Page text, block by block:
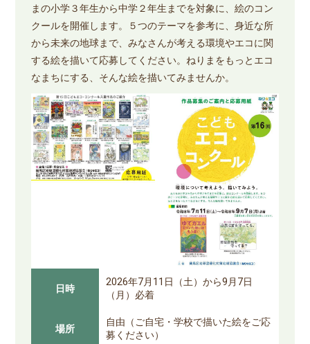
まの小学３年生から中学２年生までを対象に、絵のコン
クールを開催します。５つのテーマを参考に、身近な所
から未来の地球まで、みなさんが考える環境やエコに関
する絵を描いて応募してください。ねりまをもっとエコ
なまちにする、そんな絵を描いてみませんか。
日時
2026年7月11日（土）から9月7日
（月）必着
場所
自由（ご自宅・学校で描いた絵をご応
募ください）